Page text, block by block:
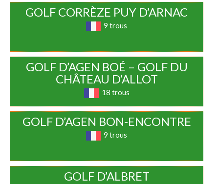
GOLF CORRÈZE PUY D’ARNAC
9 trous
GOLF D’AGEN BOÉ – GOLF DU
CHÂTEAU D’ALLOT
18 trous
GOLF D’AGEN BON-ENCONTRE
9 trous
GOLF D’ALBRET